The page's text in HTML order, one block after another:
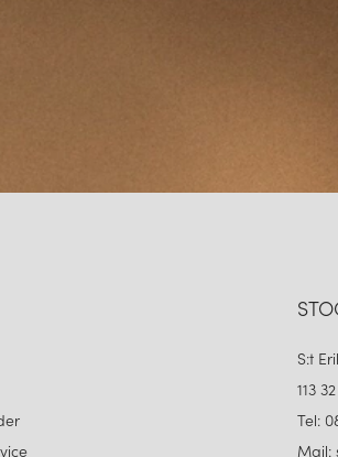
S:t
113
Tel:
Mail: